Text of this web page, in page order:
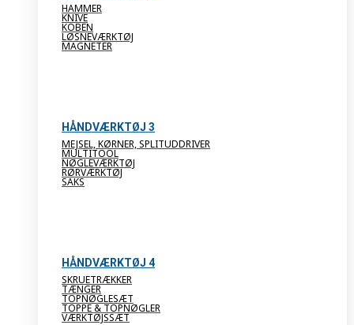
HAMMER
KNIVE
KOBEN
LØSNEVÆRKTØJ
MAGNETER
HÅNDVÆRKTØJ 3
MEJSEL, KØRNER, SPLITUDDRIVER
MULTITOOL
NØGLEVÆRKTØJ
RØRVÆRKTØJ
SAKS
HÅNDVÆRKTØJ 4
SKRUETRÆKKER
TÆNGER
TOPNØGLESÆT
TOPPE & TOPNØGLER
VÆRKTØJSSÆT